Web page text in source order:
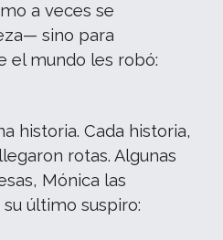
a veces se
sino para
el mundo les robó:
historia. Cada historia,
rotas. Algunas
Mónica las
último suspiro: